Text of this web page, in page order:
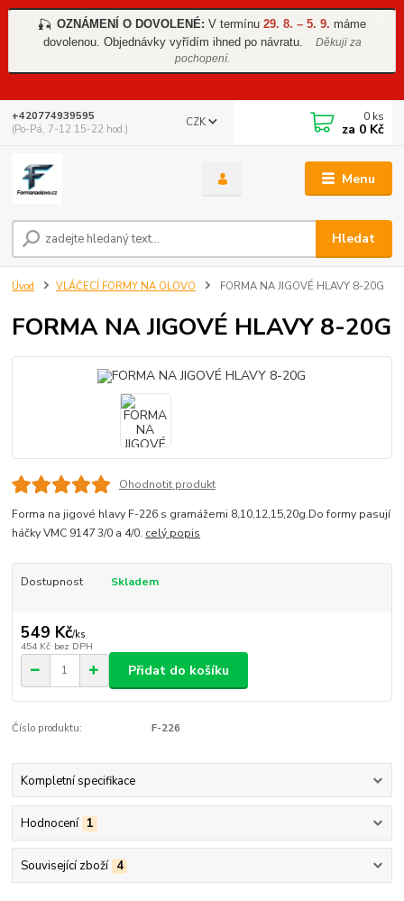
🎣 OZNÁMENÍ O DOVOLENÉ: V termínu 29. 8. – 5. 9. máme
dovolenou. Objednávky vyřídím ihned po návratu.
Děkuji za
pochopení.
Menu
CZK
Hledat
+420774939595
(Po-Pá, 7-12 15-22 hod.)
0 ks
za 0 Kč
Úvod VLÁČECÍ FORMY NA OLOVO FORMA NA JIGOVÉ HLAVY 8-20G
FORMA NA JIGOVÉ HLAVY 8-20G
Ohodnotit produkt
Forma na jigové hlavy F-226 s gramážemi 8,10,12,15,20g.Do formy pasují
háčky VMC 9147 3/0 a 4/0. celý popis
Dostupnost Skladem
549 Kč/ks
454 Kč bez DPH
Přidat do košíku
Číslo produktu: F-226
Kompletní specifikace
Hodnocení 1
Související zboží 4